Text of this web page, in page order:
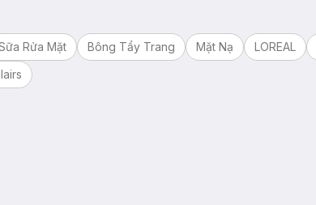
Rửa Mặt Bông Tẩy Trang Mặt Nạ LOREAL